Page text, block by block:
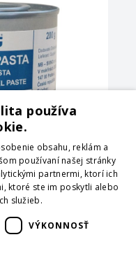
200 g | SVING
používa
obsahu, reklám a
používaní našej stránky
partnermi, ktorí ich
ktoré ste im poskytli alebo
služieb.
VÝKONNOSŤ